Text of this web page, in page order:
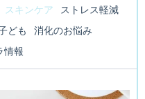
スキンケア
ストレス軽減
ども
消化のお悩み
情報